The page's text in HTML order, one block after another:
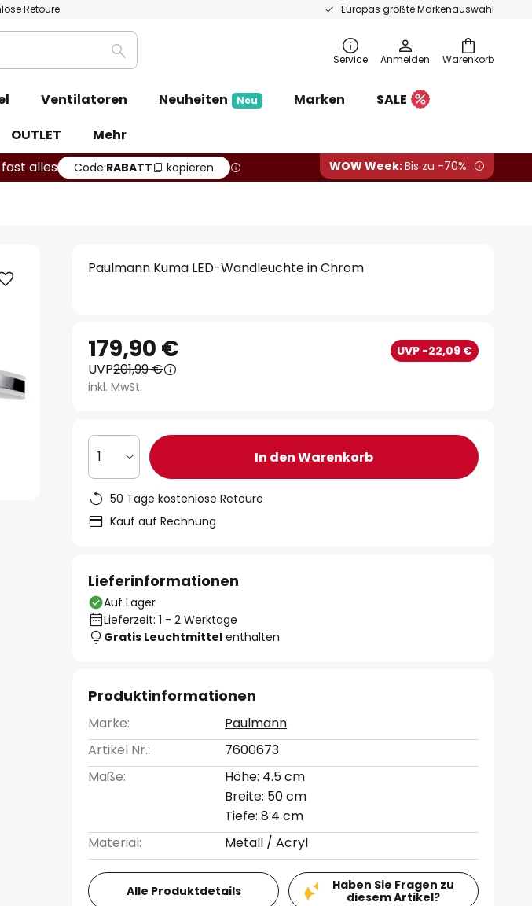
Retoure Europas größte Markenauswahl
Warenkorb
Suche Service Anmelden
Ventilatoren Neuheiten Neu Marken
SALE
OUTLET
Mehr
alles Code:RABATT kopieren WOW Week:Bis zu -70%
Paulmann Kuma LED-Wandleuchte in Chrom
179,90 € UVP -22,09 €
UVP201,99 €
inkl. MwSt.
1 In den Warenkorb
50 Tage kostenlose Retoure
Kauf auf Rechnung
Lieferinformationen
Auf Lager
Lieferzeit: 1 - 2 Werktage
Gratis Leuchtmittel enthalten
Produktinformationen
Marke:
Paulmann
Artikel Nr.:
7600673
Maße:
Höhe: 4.5 cm
Breite: 50 cm
Tiefe: 8.4 cm
Material:
Metall / Acryl
Alle Produktdetails
Haben Sie Fragen zu
diesem Artikel?